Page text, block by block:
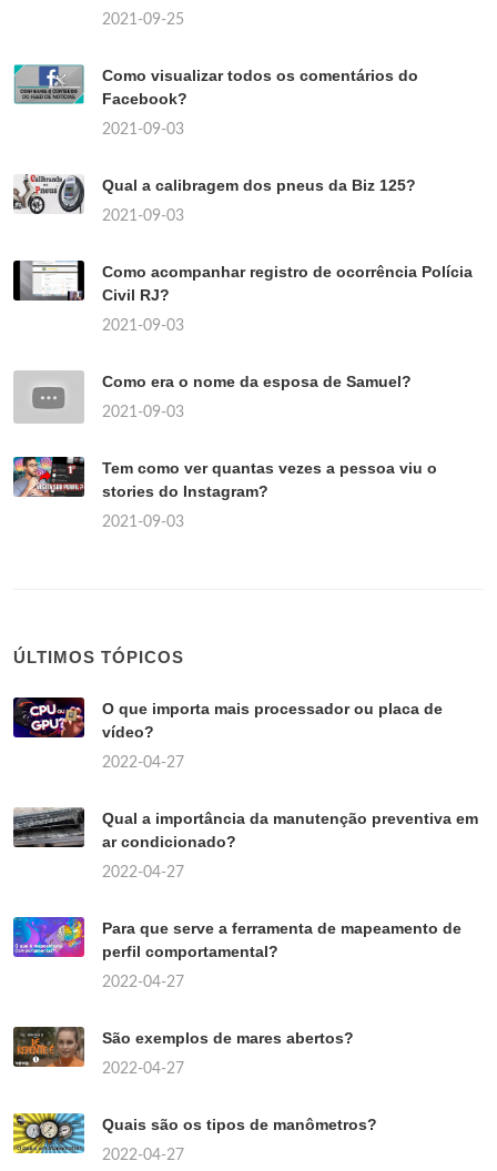
2021-09-25
Como visualizar todos os comentários do
Facebook?
2021-09-03
Qual a calibragem dos pneus da Biz 125?
2021-09-03
Como acompanhar registro de ocorrência Polícia
Civil RJ?
2021-09-03
Como era o nome da esposa de Samuel?
2021-09-03
Tem como ver quantas vezes a pessoa viu o
stories do Instagram?
2021-09-03
ÚLTIMOS TÓPICOS
O que importa mais processador ou placa de
vídeo?
2022-04-27
Qual a importância da manutenção preventiva em
ar condicionado?
2022-04-27
Para que serve a ferramenta de mapeamento de
perfil comportamental?
2022-04-27
São exemplos de mares abertos?
2022-04-27
Quais são os tipos de manômetros?
2022-04-27